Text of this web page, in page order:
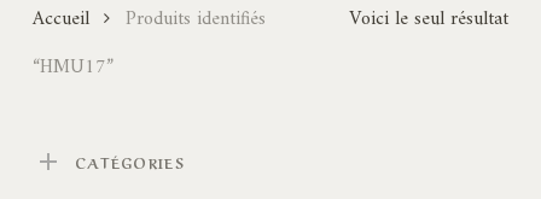
Voici le seul résultat
Accueil
Produits identifiés
“HMU17”
CATÉGORIES